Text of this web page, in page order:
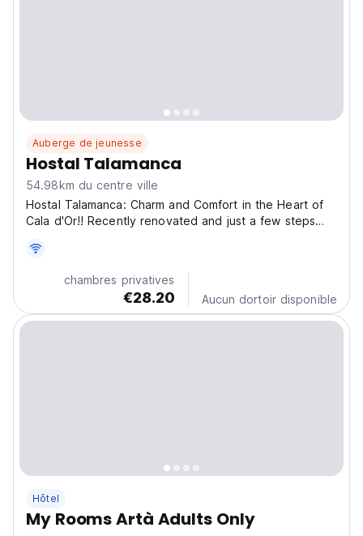
Auberge de jeunesse
Hostal Talamanca
54.98km du centre ville
Hostal Talamanca: Charm and Comfort in the Heart of
Cala d'Or!! Recently renovated and just a few steps
for a sun-and-sea getaway. Its cosy yet modern style
creates a welcoming atmosphere, ideal for relaxation....
chambres privatives
€28.20 Aucun dortoir disponible
Hôtel
My Rooms Artà Adults Only